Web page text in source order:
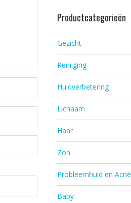
Productcategorieën
Gezicht
Reiniging
Huidverbetering
Lichaam
Haar
Zon
Probleemhuid en Acné
Baby